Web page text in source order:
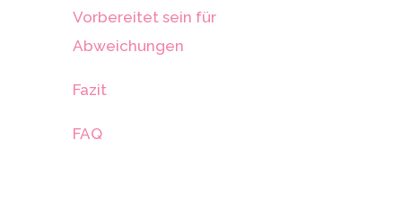
Vorbereitet sein für
Abweichungen
Fazit
FAQ